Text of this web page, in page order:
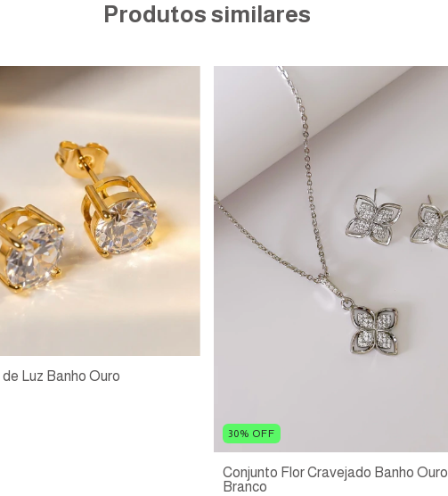
Produtos similares
Luz Banho Ouro
30% OFF
Conjunto Flor Cravejado Banho Ouro
Branco